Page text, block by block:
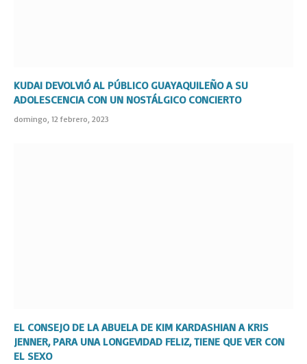
KUDAI DEVOLVIÓ AL PÚBLICO GUAYAQUILEÑO A SU
ADOLESCENCIA CON UN NOSTÁLGICO CONCIERTO
domingo, 12 febrero, 2023
EL CONSEJO DE LA ABUELA DE KIM KARDASHIAN A KRIS
JENNER, PARA UNA LONGEVIDAD FELIZ, TIENE QUE VER CON
EL SEXO